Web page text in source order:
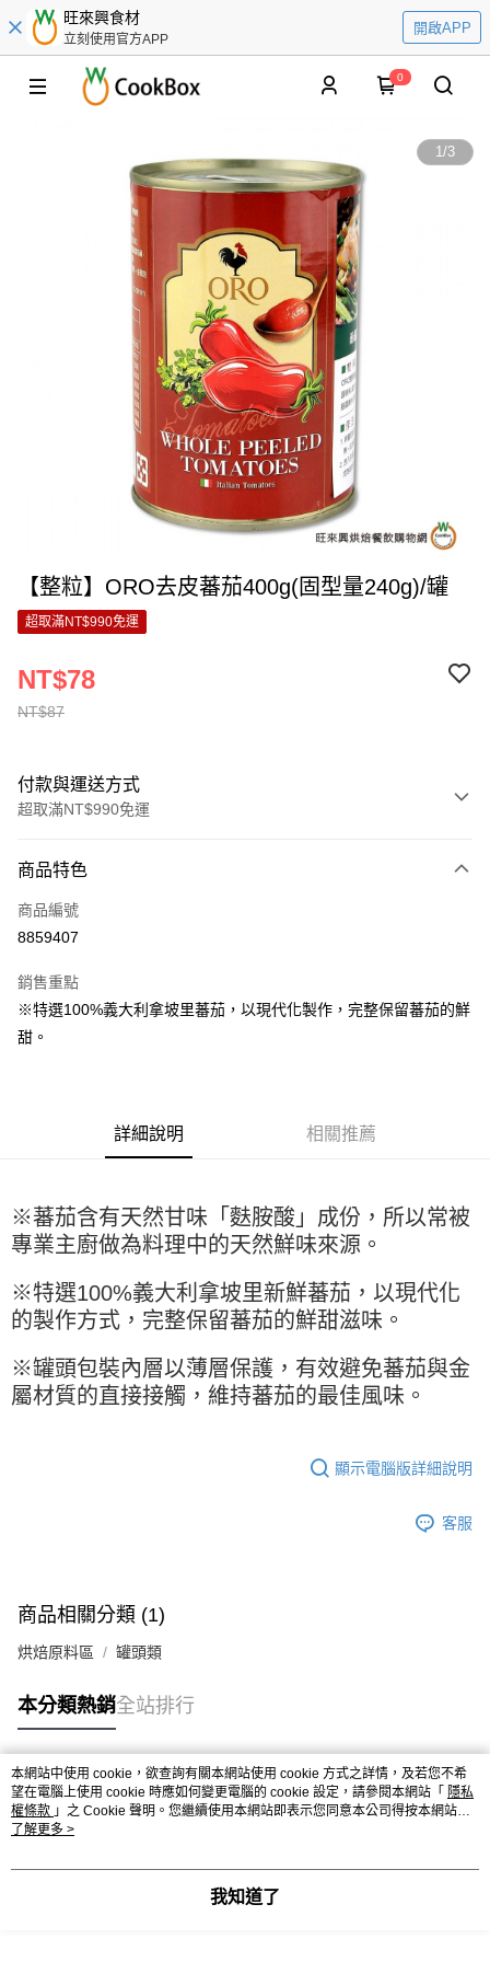
旺來興食材
立刻使用官方APP
開啟APP
0
1/3
【整粒】ORO去皮蕃茄400g(固型量240g)/罐
超取滿NT$990免運
NT$87
NT$78
付款與運送方式
超取滿NT$990免運
信用卡一次付款
超商取貨付款
Apple Pay
街口支付
【關於「AFTEE先享後付」】
AFTEE先享後付是「在收到商品之後才付款」的支付方式。 讓您購物簡單
便利好安心！
２．便利：只要手機號碼，簡訊認證，即可結帳。
３．安心：先確認商品／服務後，再付款。
【「AFTEE先享後付」結帳流程】
１．於結帳方式選擇「AFTEE先享後付」後，將跳轉至「AFTEE先享後付」
結帳頁面，進行簡訊認證並確認金額後，即可完成結帳。
※ 請注意：結帳手續完成當下不需立刻繳費，但若您需要取消訂單，請聯絡
※ 交易是否成功請以「AFTEE先享後付 」之結帳頁面顯示為準，若有關於
【注意事項】
易，需依本服務之必要範圍內提供個人資料，並將交易相關給付款項請求債
２．關於個人資料處理事宜，請瀏覽以下網址：
https://aftee.tw/terms/#terms3
３．未成年的使用者請事先徵得法定代理人或監護人之同意方可使用
「AFTEE先享後付」，若未經同意申辦者引起之損失，本公司不負相關責
任。
４．使用「AFTEE先享後付」時，將依據個別帳號之用戶狀況，依本公司即
時審查核予不同之上限額度；若仍有額度不足之情形，本公司將視審查結果
請求用戶進行身份認證。
恩沛科技股份有限公司將有權停止該用戶之使用額度並採取法律行動。
ATM付款
運送方式
全家取貨付款-重量限制含紙箱10kg，請控制商品重量在9~9.5
每筆NT$90，滿NT$990(含以上)免運費
7-11取貨付款-重量限制含紙箱10kg，請控制商品重量在9~9.5
付款後7-11取貨-重量限制含紙箱10kg，請控制商品重量在9~
9.5kg
宅配-新竹物流
離島客戶-中華郵政
每筆NT$120，滿NT$2,000(含以上)免運費
商品特色
商品編號
8859407
銷售重點
※特選100%義大利拿坡里蕃茄，以現代化製作，完整保留蕃茄的鮮
甜。
詳細說明 相關推薦
※蕃茄含有天然甘味「麩胺酸」成份，所以常被
專業主廚做為料理中的天然鮮味來源。
※特選100%義大利拿坡里新鮮蕃茄，以現代化
的製作方式，完整保留蕃茄的鮮甜滋味。
※罐頭包裝內層以薄層保護，有效避免蕃茄與金
屬材質的直接接觸，維持蕃茄的最佳風味。
顯示電腦版詳細說明
客服
商品相關分類 (1)
烘焙原料區 罐頭類
本分類熱銷全站排行
熱門標籤
本網站中使用 cookie，欲查詢有關本網站使用 cookie 方式之詳情，及若您不希
望在電腦上使用 cookie 時應如何變更電腦的 cookie 設定，請參閱本網站「 隱私
權條款 」之 Cookie 聲明。您繼續使用本網站即表示您同意本公司得按本網站使
用條款之 Cookie 聲明使用 cookie。
了解更多 >
我知道了